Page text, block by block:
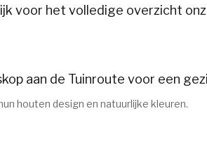
voor het volledige overzicht
houten design en natuurlijke kleuren.